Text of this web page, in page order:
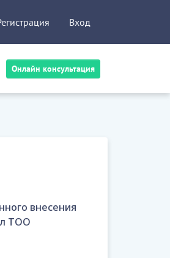
Онлайн консультация
Вход
внесения
ТОО